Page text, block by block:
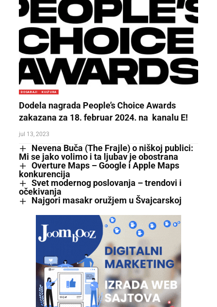
DOGAĐAJI KULTURA
Dodela nagrada People’s Choice Awards
zakazana za 18. februar 2024. na kanalu E!
jul 13, 2023
Nevena Buča (The Frajle) o niškoj publici:
Mi se jako volimo i ta ljubav je obostrana
Overture Maps – Google i Apple Maps
konkurencija
Svet modernog poslovanja – trendovi i
očekivanja
Najgori masakr oružjem u Švajcarskoj